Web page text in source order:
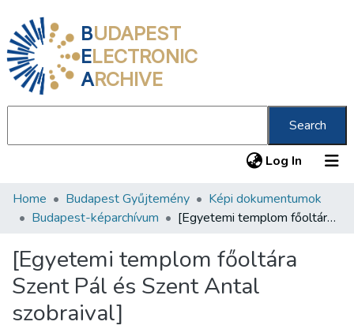
BUDAPEST
ELECTRONIC
ARCHIVE
Search
Log In (current)
Communities & Collections
Statistics
About us
Home Budapest Gyűjtemény
Képi dokumentumok
Budapest-képarchívum
[Egyetemi templom főoltára Szent Pál és Szent Antal szobraival]
[Egyetemi templom főoltára
Szent Pál és Szent Antal
szobraival]